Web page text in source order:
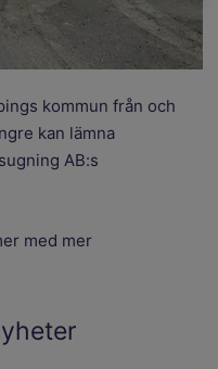
kommun från och
kan lämna
AB:s
med mer